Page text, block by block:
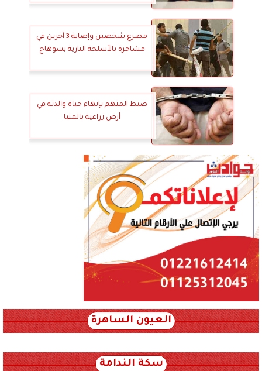
مصرع شخصين وإصابة 3 آخرين في
مشاجرة بالأسلحة النارية بسوهاج
ضبط المتهم بإنهاء حياة والدته في
أرض زراعية بالمنيا
العيون الساهرة
سكة الندامة